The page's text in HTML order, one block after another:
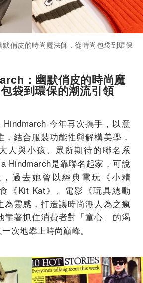
俏皮的時尚魔法師，從時尚包袋到環保
：幽默俏皮的時尚魔
袋到環保的潮流引領
Hindmarch 今年再次攜手，以意
結合服裝功能性與解構美學，
人與小孩、眾所期待的聯名系
Hindmarch是靠聯名起家，可說
過去她曾以經典電玩《小精
《Kit Kat》、電影《玩具總動
為靈感，打造讓時尚潮人為之瘋
靠著抓住消費者對「童心」的渴
次地攀上時尚巔峰。